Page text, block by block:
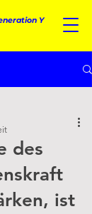
Y
des
ist